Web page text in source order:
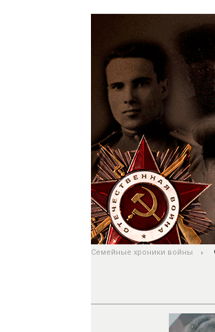
Семейные хроники войны